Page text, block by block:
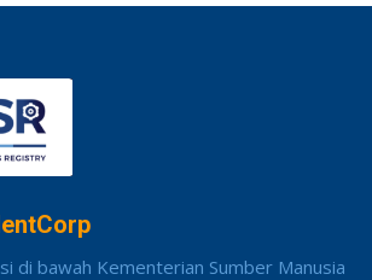
di bawah Kementerian Sumber Manusia